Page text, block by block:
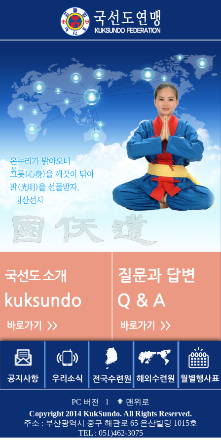
PC 버전 l
맨위로
Copyright 2014 KukSundo. All Rights Reserved.
주소 : 부산광역시 중구 해관로 65 은산빌딩 1015호
TEL : 051)462-3075